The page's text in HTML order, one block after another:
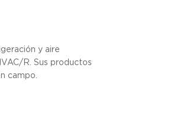
y aire
R. Sus productos
campo.